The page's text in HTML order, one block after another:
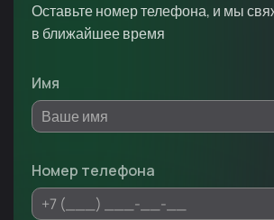
Оставьте номер телефона, и мы
в ближайшее время
Имя
Номер телефона